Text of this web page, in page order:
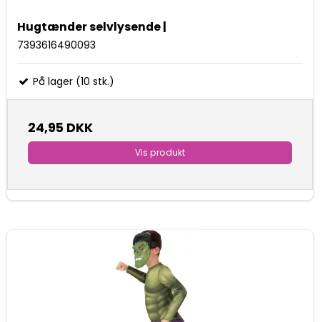
Hugtænder selvlysende |
7393616490093
På lager (10 stk.)
24,95 DKK
Vis produkt